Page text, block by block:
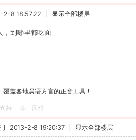
2-8 18:57:22 显示全部楼层
，到哪里都吃面
覆盖各地吴语方言的正音工具！
支持 反对
于 2013-2-8 19:20:37 显示全部楼层